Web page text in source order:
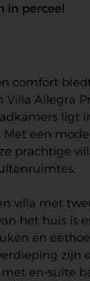
in perceel
comfort
Villa Allegra
ligt
Met een
prachtige
villa met
het huis is
en
zijn
en-suite